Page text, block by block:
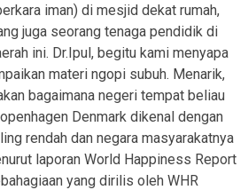
iman) di mesjid dekat rumah,
juga seorang tenaga pendidik di
ini. Dr.Ipul, begitu kami menyapa
materi ngopi subuh. Menarik,
bagaimana negeri tempat beliau
Denmark dikenal dengan
rendah dan negara masyarakatnya
laporan World Happiness Report
yang dirilis oleh WHR